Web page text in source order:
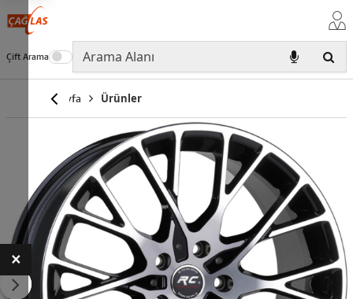
Çift Arama
Anasayfa Ürünler
×